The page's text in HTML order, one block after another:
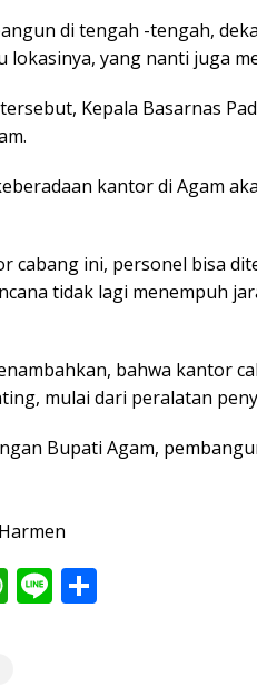
di tengah -tengah,
lokasinya, yang nanti juga
Kepala Basarnas
kantor di Agam
cabang ini, personel bisa
tidak lagi menempuh
bahwa kantor
mulai dari peralatan
Bupati Agam,
W Li